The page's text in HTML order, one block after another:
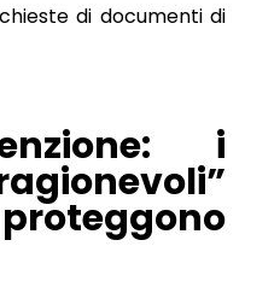
di documenti di
i